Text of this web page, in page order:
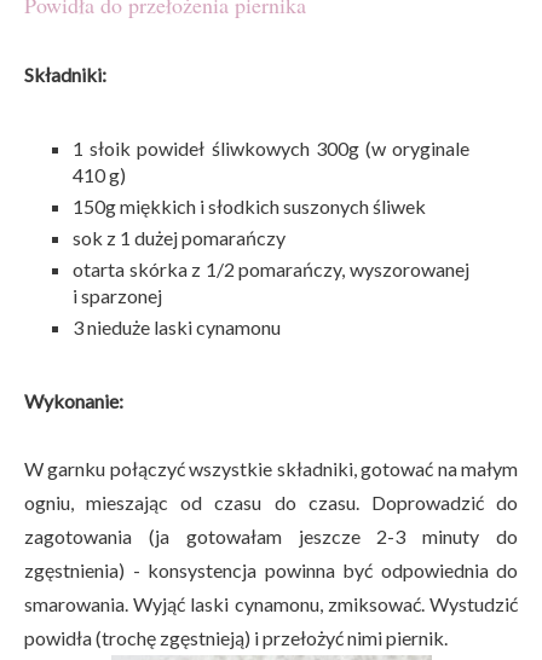
Składniki:
1 słoik powideł śliwkowych 300g (w oryginale
410 g)
150g miękkich i słodkich suszonych śliwek
sok z 1 dużej pomarańczy
otarta skórka z 1/2 pomarańczy, wyszorowanej
i sparzonej
3 nieduże laski cynamonu
Wykonanie:
W garnku połączyć wszystkie składniki, gotować na małym
ogniu, mieszając od czasu do czasu. Doprowadzić do
zagotowania (ja gotowałam jeszcze 2-3 minuty do
zgęstnienia) - konsystencja powinna być odpowiednia do
smarowania. Wyjąć laski cynamonu, zmiksować. Wystudzić
powidła (trochę zgęstnieją) i przełożyć nimi piernik.